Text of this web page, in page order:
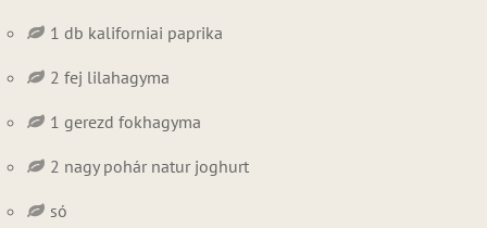
1 db kaliforniai paprika
2 fej lilahagyma
1 gerezd fokhagyma
2 nagy pohár natur joghurt
só